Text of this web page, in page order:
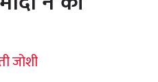
जोशी